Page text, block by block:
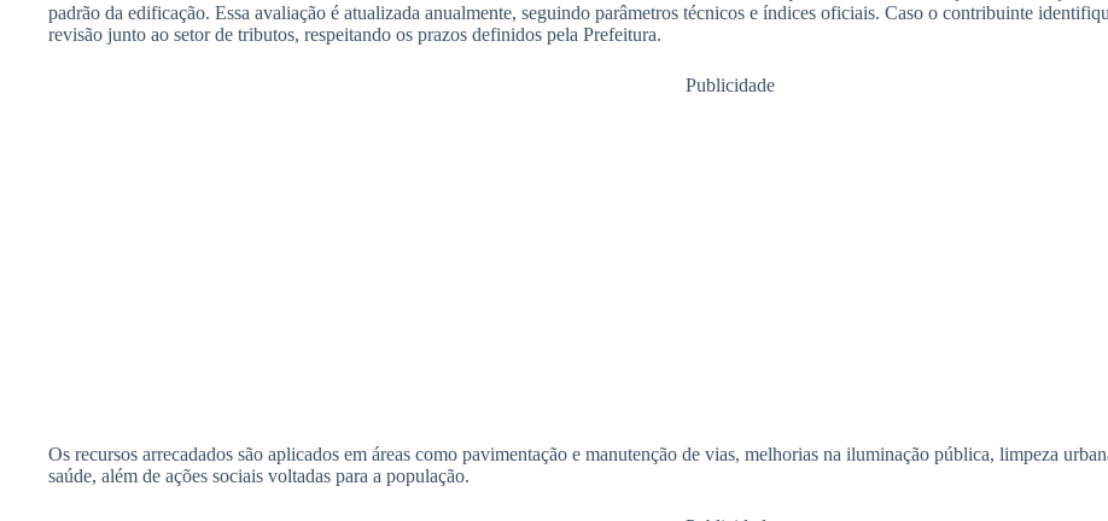
padrão da edificação. Essa avaliação é atualizada anualmente, seguindo parâmetros técnicos e índices oficiais. Caso o contribuinte
revisão junto ao setor de tributos, respeitando os prazos definidos pela Prefeitura.
Publicidade
Os recursos arrecadados são aplicados em áreas como pavimentação e manutenção de vias, melhorias na iluminação pública, limpeza
saúde, além de ações sociais voltadas para a população.